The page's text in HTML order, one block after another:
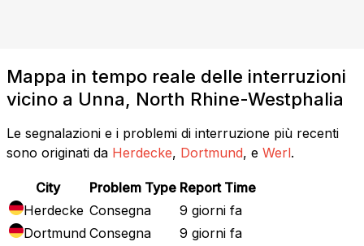
Mappa in tempo reale delle interruzioni
vicino a Unna, North Rhine-Westphalia
Le segnalazioni e i problemi di interruzione più recenti
sono originati da Herdecke, Dortmund, e Werl.
City Problem Type Report Time
Herdecke Consegna
9 giorni fa
Dortmund Consegna
9 giorni fa